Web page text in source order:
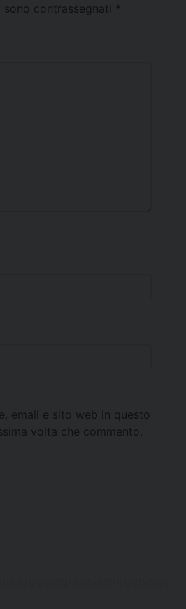
contrassegnati *
email e sito web in questo
volta che commento.